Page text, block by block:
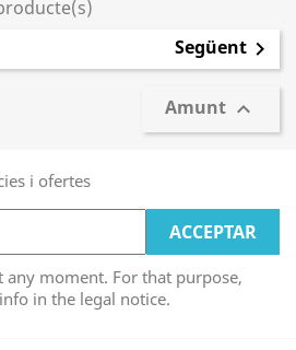
Següent 
Amunt 
i ofertes
any moment. For that purpose,
in the legal notice.